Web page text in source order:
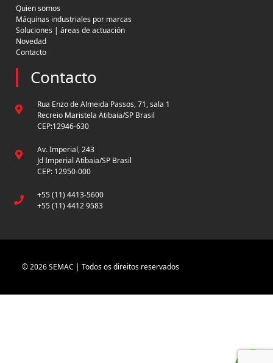
Quien somos
Máquinas industriales por marcas
Soluciones | áreas de actuación
Novedad
Contacto
Contacto
Rua Enzo de Almeida Passos, 71, sala 1
Recreio Maristela Atibaia/SP Brasil
CEP:12946-630
Av. Imperial, 243
Jd Imperial Atibaia/SP Brasil
CEP: 12950-000
+55 (11) 4413-5600
+55 (11) 4412 9583
© 2026 SEMAC | Todos os direitos reservados